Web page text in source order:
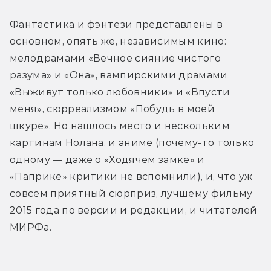
Фантастика и фэнтези представлены в
основном, опять же, независимым кино:
мелодрамами «Вечное сияние чистого
разума» и «Она», вампирскими драмами
«Выживут только любовники» и «Впусти
меня», сюрреализмом «Побудь в моей
шкуре». Но нашлось место и нескольким
картинам Нолана, и аниме (почему-то только
одному — даже о «Ходячем замке» и
«Паприке» критики не вспомнили), и, что уж
совсем приятный сюрприз, лучшему фильму
2015 года по версии и редакции, и читателей
МИРФа.